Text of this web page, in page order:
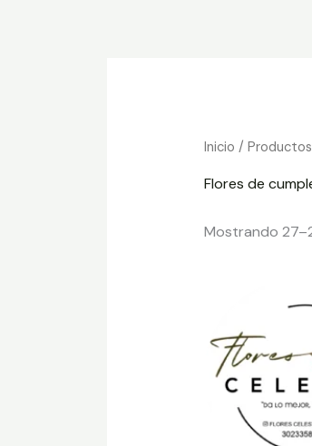
Inicio /
Flores de
Mostrando